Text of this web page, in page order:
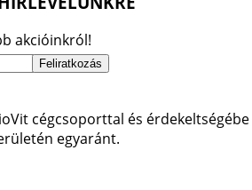
akcióinkról!
cégcsoporttal és
egyaránt.